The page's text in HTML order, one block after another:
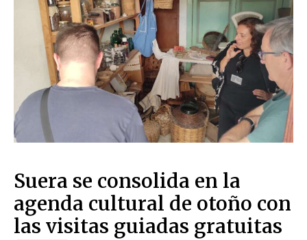
Suera se consolida en la
agenda cultural de otoño con
las visitas guiadas gratuitas